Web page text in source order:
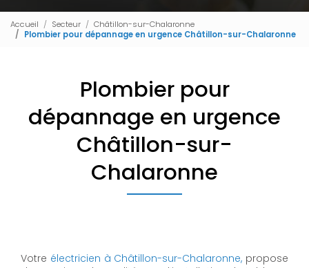
Accueil Secteur
Châtillon-sur-Chalaronne
Plombier pour dépannage en urgence Châtillon-sur-Chalaronne
Plombier pour
dépannage en urgence
Châtillon-sur-
Chalaronne
Votre électricien à Châtillon-sur-Chalaronne, propose